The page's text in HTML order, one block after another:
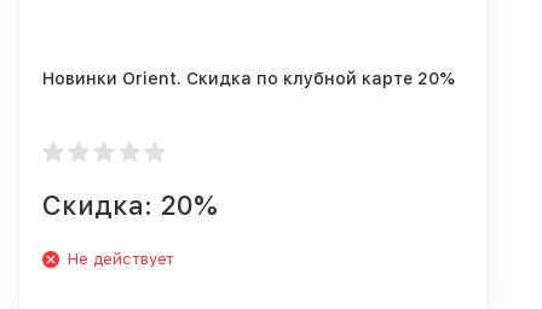
Новинки Orient. Скидка по клубной карте 20%
Скидка: 20%
Не действует